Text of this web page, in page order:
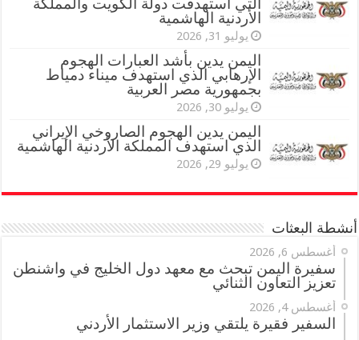
التي استهدفت دولة الكويت والمملكة
الأردنية الهاشمية
يوليو 31, 2026
اليمن يدين بأشد العبارات الهجوم
الإرهابي الذي استهدف ميناء دمياط
بجمهورية مصر العربية
يوليو 30, 2026
اليمن يدين الهجوم الصاروخي الإيراني
الذي استهدف المملكة الأردنية الهاشمية
يوليو 29, 2026
أنشطة البعثات
أغسطس 6, 2026
سفيرة اليمن تبحث مع معهد دول الخليج في واشنطن
تعزيز التعاون الثنائي
أغسطس 4, 2026
السفير فقيرة يلتقي وزير الاستثمار الأردني